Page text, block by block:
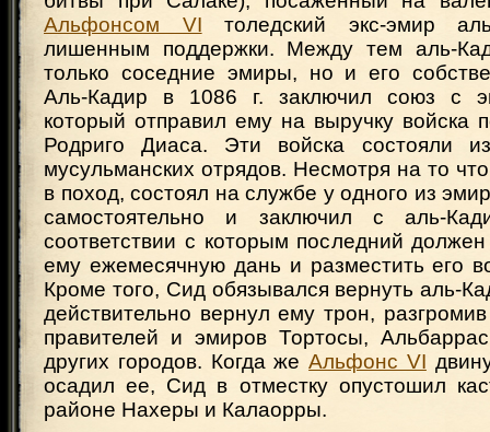
Альфонсом VI толедский экс-эмир
лишенным поддержки. Между тем аль-
только соседние эмиры, но и его
Аль-Кадир в 1086 г. заключил союз с
который отправил ему на выручку войска
Родриго Диаса. Эти войска состояли
мусульманских отрядов. Несмотря на то
в поход, состоял на службе у одного из
самостоятельно и заключил с аль-
соответствии с которым последний
ему ежемесячную дань и разместить его
Кроме того, Сид обязывался вернуть аль-
действительно вернул ему трон,
правителей и эмиров Тортосы,
других городов. Когда жеАльфонс VI
осадил ее, Сид в отместку опустошил
районе Нахеры и Калаорры.